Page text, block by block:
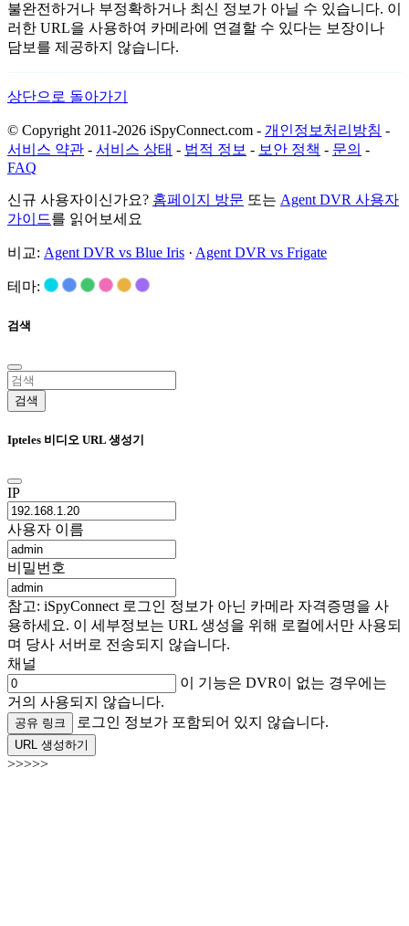
불완전하거나 부정확하거나 최신 정보가 아닐 수 있습니다. 이
러한 URL을 사용하여 카메라에 연결할 수 있다는 보장이나
담보를 제공하지 않습니다.
상단으로 돌아가기
© Copyright 2011-2026 iSpyConnect.com - 개인정보처리방침 -
서비스 약관 - 서비스 상태 - 법적 정보 - 보안 정책 - 문의 -
FAQ
신규 사용자이신가요? 홈페이지 방문 또는 Agent DVR 사용자
가이드를 읽어보세요
비교: Agent DVR vs Blue Iris · Agent DVR vs Frigate
테마:
검색
검색
Ipteles 비디오 URL 생성기
IP
사용자 이름
비밀번호
참고: iSpyConnect 로그인 정보가 아닌 카메라 자격증명을 사
용하세요. 이 세부정보는 URL 생성을 위해 로컬에서만 사용되
며 당사 서버로 전송되지 않습니다.
채널
이 기능은 DVR이 없는 경우에는
거의 사용되지 않습니다.
공유 링크 로그인 정보가 포함되어 있지 않습니다.
URL 생성하기
>>>>>